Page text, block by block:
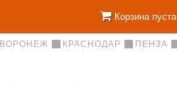
Корзина пуста
ВОРОНЕЖ КРАСНОДАР ПЕНЗА